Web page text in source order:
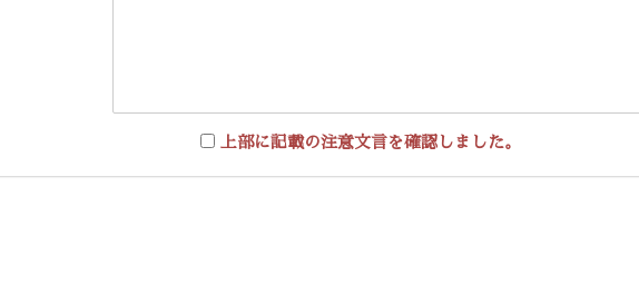
上部に記載の注意文言を確認しました。